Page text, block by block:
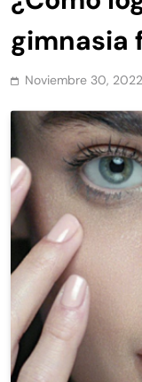
gimnasia
Noviembre 30, 2022